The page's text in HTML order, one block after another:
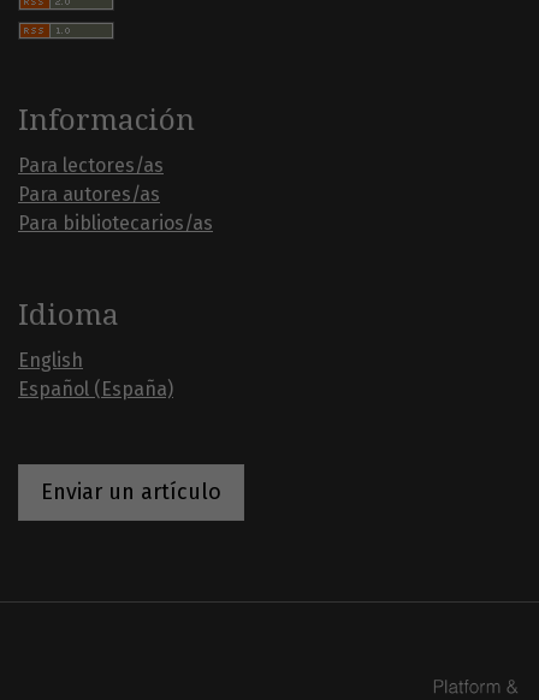
Información
Para lectores/as
Para autores/as
Para bibliotecarios/as
Idioma
English
Español (España)
Enviar un artículo